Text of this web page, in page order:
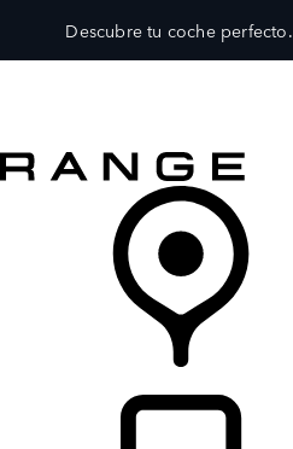
Descubre tu coche perfecto.